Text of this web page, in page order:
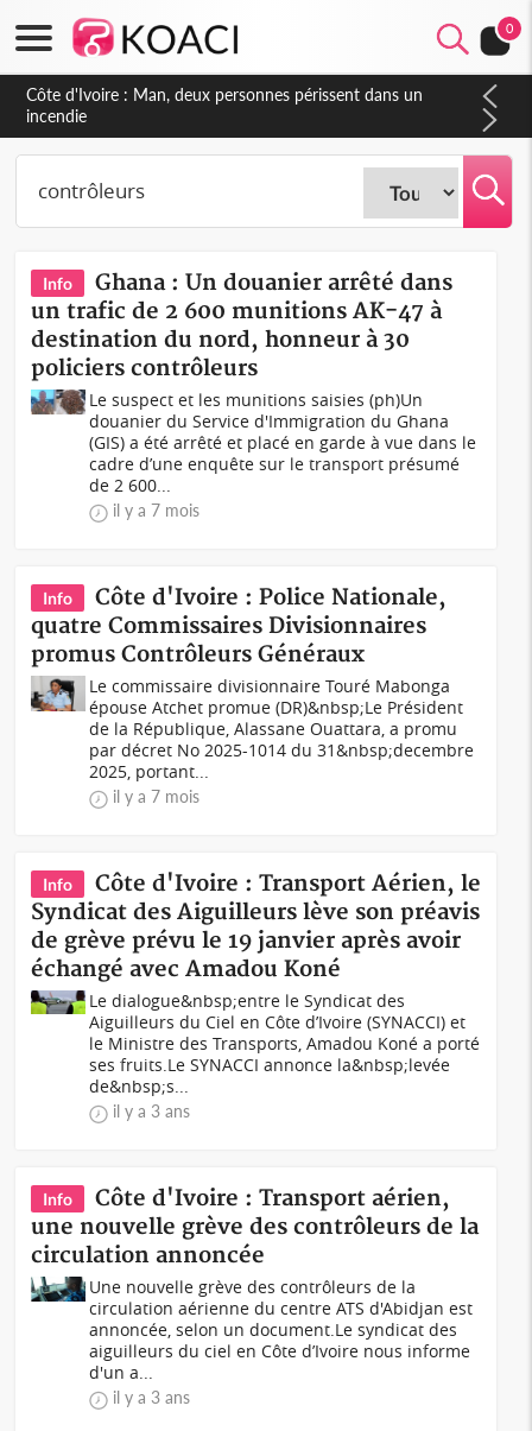
0
Côte d'Ivoire : Séileu, la célébration de la fête nationale
transformée en vaste campagne contre les produits
dépigmentants dangereux
Info
Ghana : Un douanier arrêté dans
un trafic de 2 600 munitions AK-47 à
destination du nord, honneur à 30
policiers contrôleurs
Le suspect et les munitions saisies (ph)Un
douanier du Service d'Immigration du Ghana
(GIS) a été arrêté et placé en garde à vue dans le
cadre d’une enquête sur le transport présumé
de 2 600...
il y a 7 mois
Info
Côte d'Ivoire : Police Nationale,
quatre Commissaires Divisionnaires
promus Contrôleurs Généraux
Le commissaire divisionnaire Touré Mabonga
épouse Atchet promue (DR)&nbsp;Le Président
de la République, Alassane Ouattara, a promu
par décret No 2025-1014 du 31&nbsp;decembre
2025, portant...
il y a 7 mois
Info
Côte d'Ivoire : Transport Aérien, le
Syndicat des Aiguilleurs lève son préavis
de grève prévu le 19 janvier après avoir
échangé avec Amadou Koné
Le dialogue&nbsp;entre le Syndicat des
Aiguilleurs du Ciel en Côte d’Ivoire (SYNACCI) et
le Ministre des Transports, Amadou Koné a porté
ses fruits.Le SYNACCI annonce la&nbsp;levée
de&nbsp;s...
il y a 3 ans
Info
Côte d'Ivoire : Transport aérien,
une nouvelle grève des contrôleurs de la
circulation annoncée
Une nouvelle grève des contrôleurs de la
circulation aérienne du centre ATS d'Abidjan est
annoncée, selon un document.Le syndicat des
aiguilleurs du ciel en Côte d’Ivoire nous informe
d'un a...
il y a 3 ans